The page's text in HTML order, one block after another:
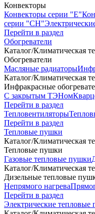
Конвекторы
Конвекторы серии "Е"
серии "СН"
Перейти в раздел
Обогреватели
Каталог/Климатическая
Обогреватели
Масляные радиаторы
Каталог/Климатическая
Инфракрасные
С закрытым ТЭНом
Перейти в раздел
Тепловентиляторы
Перейти в раздел
Тепловые пушки
Каталог/Климатическая
Тепловые пушки
Газовые тепловые пушки
Каталог/Климатическая
Дизельные тепловые
Непрямого нагрева
Перейти в раздел
Электрические тепловые